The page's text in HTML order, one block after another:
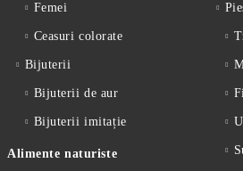
Femei
Ceasuri colorate
Bijuterii
Bijuterii de aur
Bijuterii imitație
Alimente naturiste